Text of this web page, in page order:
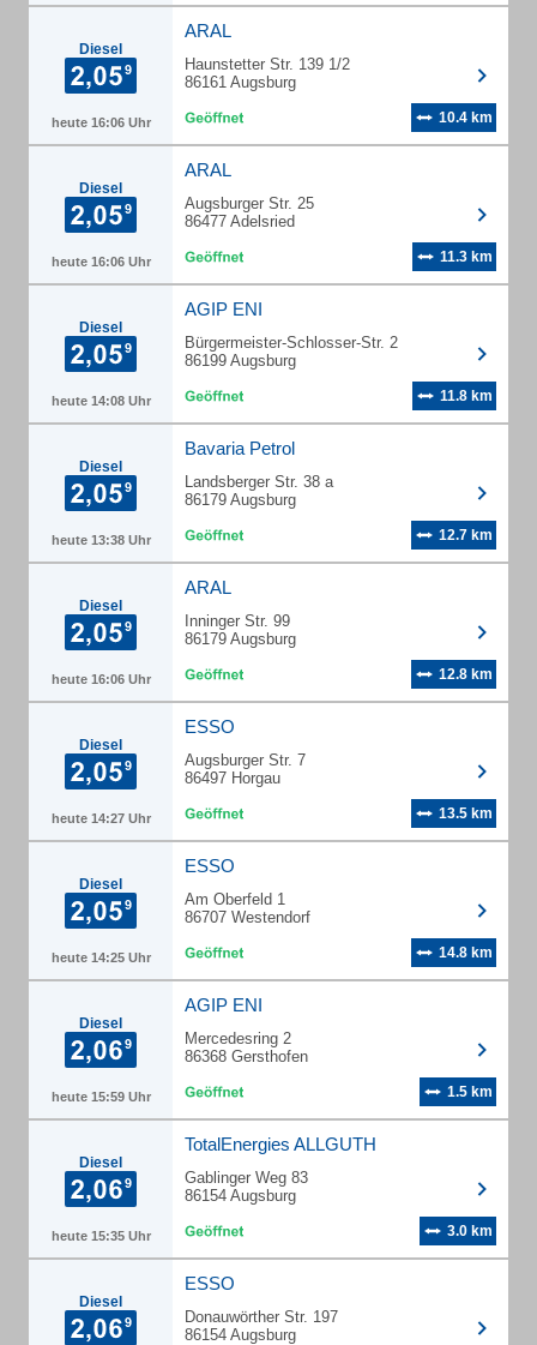
Diesel
heute 16:06 Uhr
ARAL
Haunstetter Str. 139 1/2
86161 Augsburg
10.4 km
Diesel
heute 16:06 Uhr
ARAL
Augsburger Str. 25
86477 Adelsried
11.3 km
Diesel
heute 14:08 Uhr
AGIP ENI
Bürgermeister-Schlosser-Str. 2
86199 Augsburg
11.8 km
Diesel
heute 13:38 Uhr
Bavaria Petrol
Landsberger Str. 38 a
86179 Augsburg
12.7 km
Diesel
heute 16:06 Uhr
ARAL
Inninger Str. 99
86179 Augsburg
12.8 km
Diesel
heute 14:27 Uhr
ESSO
Augsburger Str. 7
86497 Horgau
13.5 km
Diesel
heute 14:25 Uhr
ESSO
Am Oberfeld 1
86707 Westendorf
14.8 km
Diesel
heute 15:59 Uhr
AGIP ENI
Mercedesring 2
86368 Gersthofen
1.5 km
Diesel
heute 15:35 Uhr
TotalEnergies ALLGUTH
Gablinger Weg 83
86154 Augsburg
3.0 km
Diesel
ESSO
Donauwörther Str. 197
86154 Augsburg